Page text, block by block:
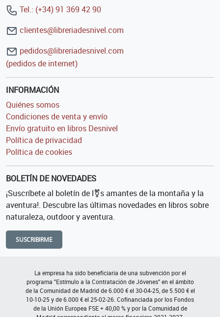
Tel.: (+34) 91 369 42 90
clientes@libreriadesnivel.com
pedidos@libreriadesnivel.com
(pedidos de internet)
INFORMACIÓN
Quiénes somos
Condiciones de venta y envío
Envío gratuito en libros Desnivel
Política de privacidad
Política de cookies
BOLETÍN DE NOVEDADES
¡Suscríbete al boletín de l⚧s amantes de la montaña y la
aventura!. Descubre las últimas novedades en libros sobre
naturaleza, outdoor y aventura.
SUSCRIBIRME
La empresa ha sido beneficiaria de una subvención por el
programa "Estímulo a la Contratación de Jóvenes" en el ámbito
de la Comunidad de Madrid de 6.000 € el 30-04-25, de 5.500 € el
10-10-25 y de 6.000 € el 25-02-26. Cofinanciada por los Fondos
de la Unión Europea FSE + 40,00 % y por la Comunidad de